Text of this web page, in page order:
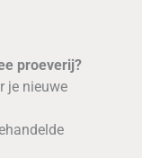
proeverij?
je nieuwe